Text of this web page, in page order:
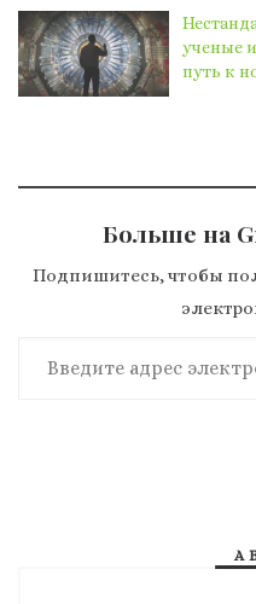
ученые
путь к
Больше на
Подпишитесь, чтобы
Введите адрес